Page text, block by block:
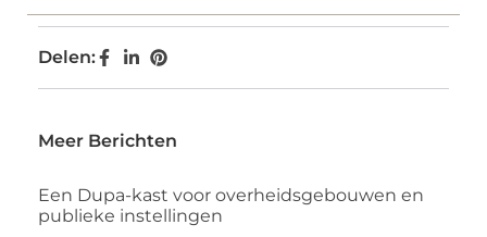
Delen:
Meer Berichten
Een Dupa-kast voor overheidsgebouwen en
publieke instellingen